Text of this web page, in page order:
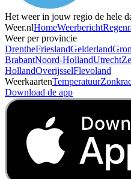
Het weer in jouw regio de hele
Weer.nlHomeWeerbericht
Weer per provincie
DrentheFrieslandGelderland
BrabantNoord-HollandUtrecht
HollandOverijsselFlevoland
WeerkaartenTemperatuur
Download de app